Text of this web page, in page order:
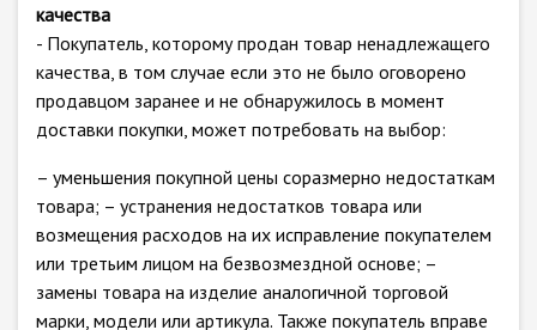
качества
- Покупатель, которому продан товар ненадлежащего
качества, в том случае если это не было оговорено
продавцом заранее и не обнаружилось в момент
доставки покупки, может потребовать на выбор:
– уменьшения покупной цены соразмерно недостаткам
товара; – устранения недостатков товара или
возмещения расходов на их исправление покупателем
или третьим лицом на безвозмездной основе; –
замены товара на изделие аналогичной торговой
марки, модели или артикула. Также покупатель вправе